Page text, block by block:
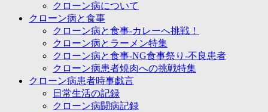
クローン病について
クローン病と食事
クローン病と食事-カレーへ挑戦！
クローン病とラーメン特集
クローン病と食事-NG食事祭り-不良患者
クローン病患者焼肉への挑戦特集
クローン病患者時事戯言
日常生活の記録
クローン病闘病記録